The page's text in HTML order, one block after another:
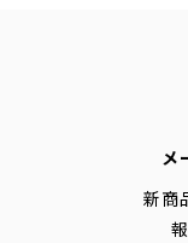
メ
新商